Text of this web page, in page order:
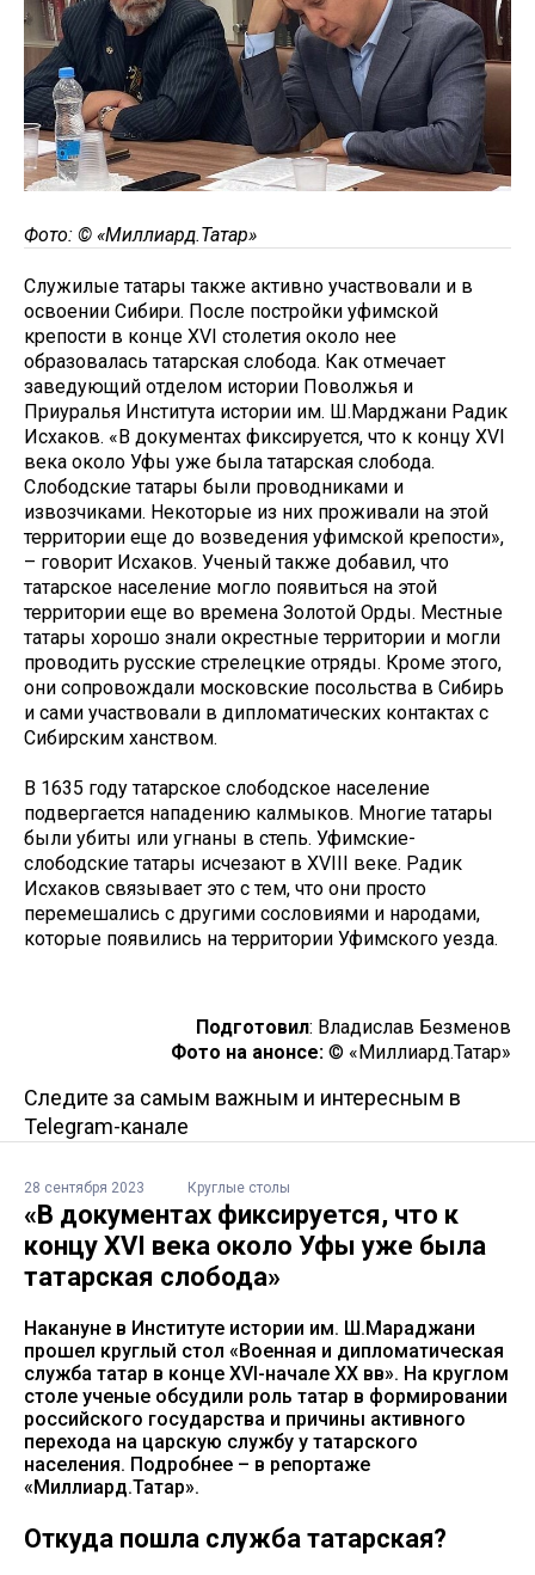
Фото: © «Миллиард.Татар»
Служилые татары также активно участвовали и в
освоении Сибири. После постройки уфимской
крепости в конце XVI столетия около нее
образовалась татарская слобода. Как отмечает
заведующий отделом истории Поволжья и
Приуралья Института истории им. Ш.Марджани Радик
Исхаков. «В документах фиксируется, что к концу XVI
века около Уфы уже была татарская слобода.
Слободские татары были проводниками и
извозчиками. Некоторые из них проживали на этой
территории еще до возведения уфимской крепости»,
– говорит Исхаков. Ученый также добавил, что
татарское население могло появиться на этой
территории еще во времена Золотой Орды. Местные
татары хорошо знали окрестные территории и могли
проводить русские стрелецкие отряды. Кроме этого,
они сопровождали московские посольства в Сибирь
и сами участвовали в дипломатических контактах с
Сибирским ханством.
В 1635 году татарское слободское население
подвергается нападению калмыков. Многие татары
были убиты или угнаны в степь. Уфимские-
слободские татары исчезают в XVIII веке. Радик
Исхаков связывает это с тем, что они просто
перемешались с другими сословиями и народами,
которые появились на территории Уфимского уезда.
Подготовил: Владислав Безменов
Фото на анонсе: © «Миллиард.Татар»
Следите за самым важным и интересным в
Telegram-канале
28 сентября 2023 Круглые столы
«В документах фиксируется, что к
концу XVI века около Уфы уже была
татарская слобода»
Накануне в Институте истории им. Ш.Мараджани
прошел круглый стол «Военная и дипломатическая
служба татар в конце XVI-начале XX вв». На круглом
столе ученые обсудили роль татар в формировании
российского государства и причины активного
перехода на царскую службу у татарского
населения. Подробнее – в репортаже
«Миллиард.Татар».
Откуда пошла служба татарская?